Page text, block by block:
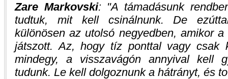
Zare Markovski:
A támadásunk
tudtuk, mit kell csinálnunk. De
különösen az utolsó negyedben, amikor
játszott. Az, hogy tíz ponttal vagy csak
mindegy, a visszavágón annyival kell
tudunk. Le kell dolgoznunk a hátrányt, és